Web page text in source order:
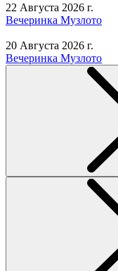
22 Августа 2026 г.
Вечеринка Музлото
20 Августа 2026 г.
Вечеринка Музлото